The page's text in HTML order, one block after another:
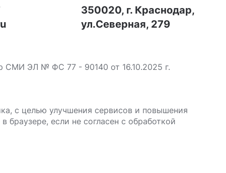
350020, г. Краснодар,
ул.Северная, 279
СМИ ЭЛ № ФС 77 - 90140 от 16.10.2025 г.
с целью улучшения сервисов и повышения
браузере, если не согласен с обработкой